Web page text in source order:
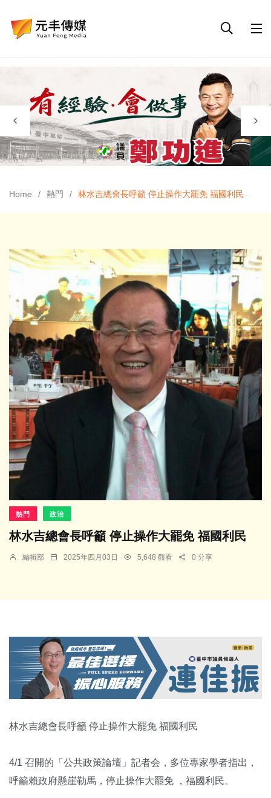
Home 熱門 林水吉總會長呼籲 停止操作大罷免 福國利民
熱門 政治
林水吉總會長呼籲 停止操作大罷免 福國利民
編輯部 2025年四月03日 5,648 觀看 0 分享
林水吉總會長呼籲 停止操作大罷免 福國利民
4/1 召開的「公共政策論壇」記者会，多位專家學者指出，
呼籲賴政府懸崖勒馬，停止操作大罷免 ，福國利民。